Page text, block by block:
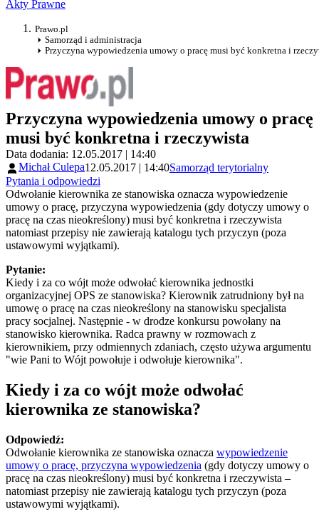
Akty Prawne
Prawo.pl
Samorząd i administracja
Przyczyna wypowiedzenia umowy o pracę musi być konkretna i
Przyczyna wypowiedzenia umowy o pracę
musi być konkretna i rzeczywista
Data dodania: 12.05.2017 | 14:40
Michał Culepa12.05.2017 | 14:40Samorząd terytorialny
Pytania i odpowiedzi
Odwołanie kierownika ze stanowiska oznacza wypowiedzenie
umowy o pracę, przyczyna wypowiedzenia (gdy dotyczy umowy o
pracę na czas nieokreślony) musi być konkretna i rzeczywista
natomiast przepisy nie zawierają katalogu tych przyczyn (poza
ustawowymi wyjątkami).
Pytanie:
Kiedy i za co wójt może odwołać kierownika jednostki
organizacyjnej OPS ze stanowiska? Kierownik zatrudniony był na
umowę o pracę na czas nieokreślony na stanowisku specjalista
pracy socjalnej. Następnie - w drodze konkursu powołany na
stanowisko kierownika. Radca prawny w rozmowach z
kierownikiem, przy odmiennych zdaniach, często używa argumentu
"wie Pani to Wójt powołuje i odwołuje kierownika".
Kiedy i za co wójt może odwołać
kierownika ze stanowiska?
Odpowiedź:
Odwołanie kierownika ze stanowiska oznacza wypowiedzenie
umowy o pracę, przyczyna wypowiedzenia (gdy dotyczy umowy o
pracę na czas nieokreślony) musi być konkretna i rzeczywista –
natomiast przepisy nie zawierają katalogu tych przyczyn (poza
ustawowymi wyjątkami).